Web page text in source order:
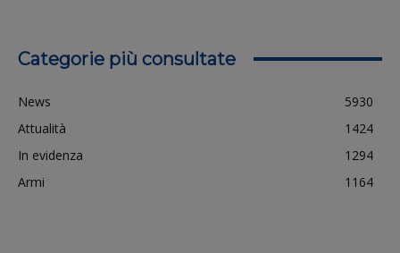
Categorie più consultate
News
5930
Attualità
1424
In evidenza
1294
Armi
1164